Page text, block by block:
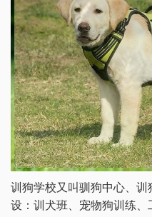
训狗学校又叫驯狗中心、
设：训犬班、宠物狗训练